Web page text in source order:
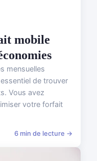
mobile
mensuelles
de trouver
Vous avez
votre forfait
6 min de lecture →